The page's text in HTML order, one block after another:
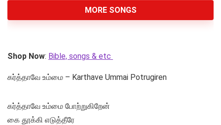
MORE SONGS
Shop Now: Bible, songs & etc
கர்த்தாவே உம்மை – Karthave Ummai Potrugiren
கர்த்தாவே உம்மை போற்றுகிறேன்
கை தூக்கி எடுத்தீரே